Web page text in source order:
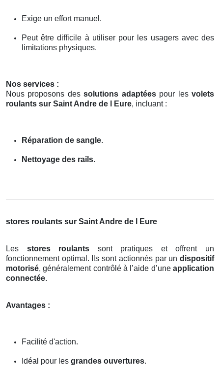
Exige un effort manuel.
Peut être difficile à utiliser pour les usagers avec des
limitations physiques.
Nos services :
Nous proposons dessolutions adaptéespour lesvolets
roulants sur Saint Andre de l Eure, incluant :
Réparation de sangle.
Nettoyage des rails.
stores roulants sur Saint Andre de l Eure
Les stores roulants sont pratiques et offrent un
fonctionnement optimal. Ils sont actionnés par un dispositif
motorisé, généralement contrôlé à l’aide d’une application
connectée.
Avantages :
Facilité d'action.
Idéal pour les grandes ouvertures.